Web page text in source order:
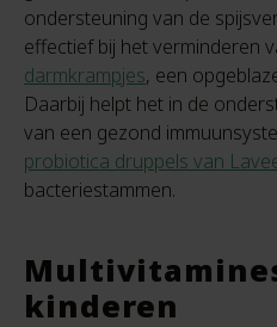
ondersteuning van de
effectief bij het verminderen
darmkrampjes, een
Daarbij helpt het in de
van een gezond
probiotica druppels van
bacteriestammen.
kinderen